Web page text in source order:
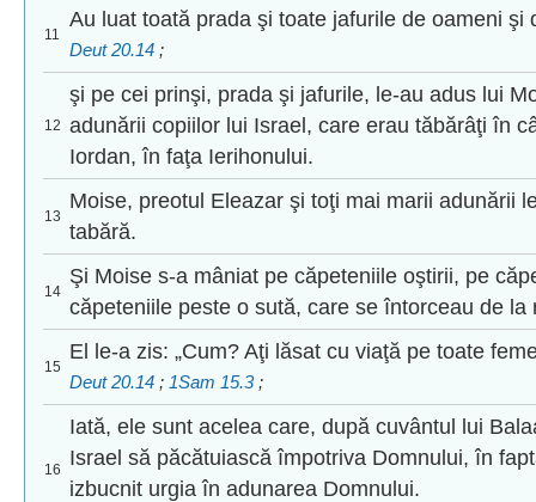
11
Au luat toată prada şi toate jafurile de oameni şi
Deut 20.14 ;
12
şi pe cei prinşi, prada şi jafurile, le-au adus lui
adunării copiilor lui Israel, care erau tăbărâţi în
Iordan, în faţa Ierihonului.
13
Moise, preotul Eleazar şi toţi mai marii adunării
tabără.
14
Şi Moise s-a mâniat pe căpeteniile oştirii, pe
căpeteniile peste o sută, care se întorceau de la
15
El le-a zis: „Cum? Aţi lăsat cu viaţă pe toate
Deut 20.14 ; 1Sam 15.3 ;
16
Iată, ele sunt acelea care, după cuvântul lui
Israel să păcătuiască împotriva Domnului, în
izbucnit urgia în adunarea Domnului.